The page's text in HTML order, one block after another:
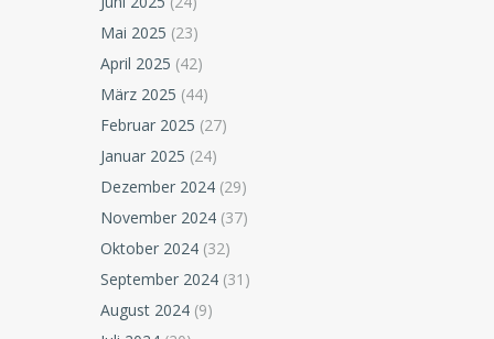
Mai 2025 (23)
April 2025 (42)
März 2025 (44)
Februar 2025 (27)
Januar 2025 (24)
Dezember 2024 (29)
November 2024 (37)
Oktober 2024 (32)
September 2024 (31)
August 2024 (9)